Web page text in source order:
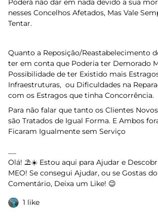
Poderá não dar em nada devido a sua
nesses Concelhos Afetados, Mas Vale
Tentar.
Quanto a Reposição/Reastabelecimento
ter em conta que Poderia ter Demorado
Possibilidade de ter Existido mais
Infraestruturas, ou Dificuldades na
com os Estragos que tinha Concorrência.
Para não falar que tanto os Clientes
são Tratados de Igual Forma. E Ambos
Ficaram Igualmente sem Serviço
Olá! ⛱️☀️ Estou aqui para Ajudar e
MEO! Se consegui Ajudar, ou se Gostas
Comentário, Deixa um Like! 😉
1 like